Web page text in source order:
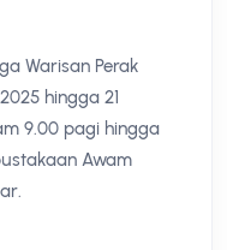
Warisan Perak
hingga 21
9.00 pagi hingga
Awam